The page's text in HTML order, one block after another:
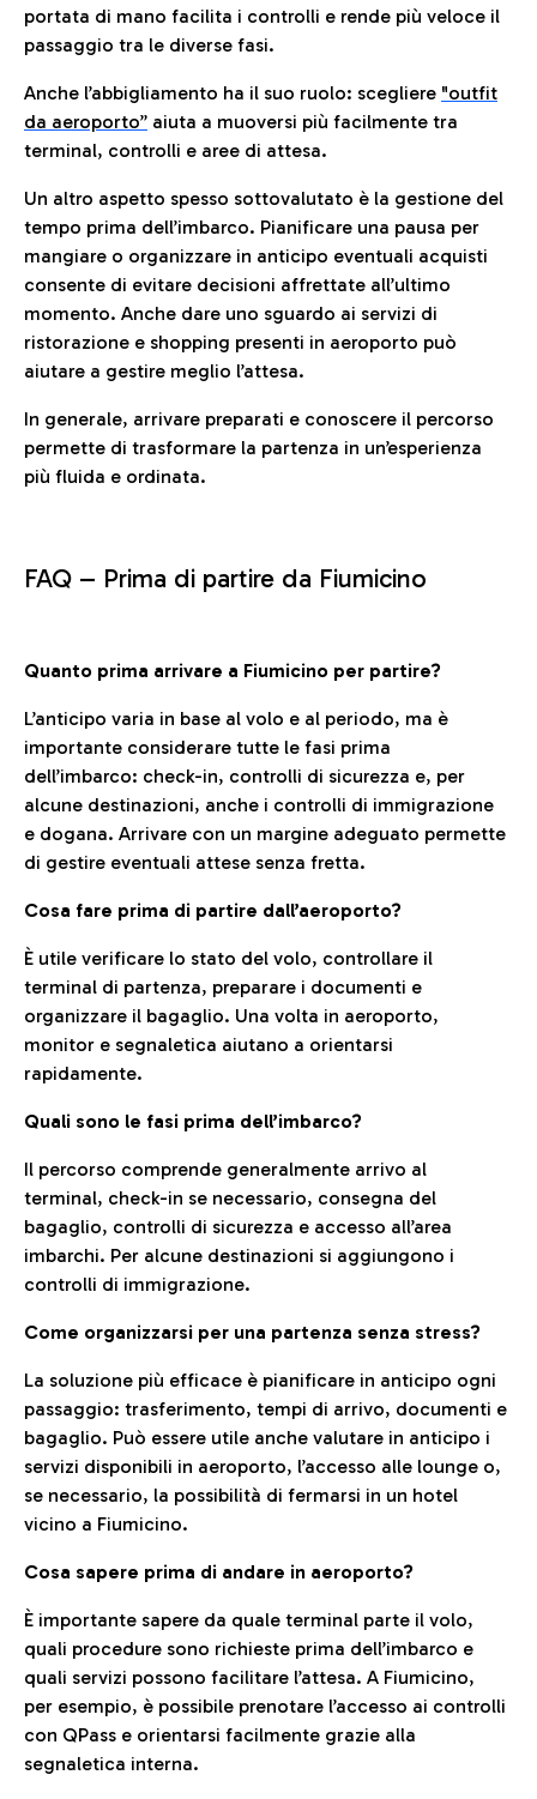
portata di mano facilita i controlli e rende più veloce il
passaggio tra le diverse fasi.
Anche l’abbigliamento ha il suo ruolo: scegliere "outfit
da aeroporto” aiuta a muoversi più facilmente tra
terminal, controlli e aree di attesa.
Un altro aspetto spesso sottovalutato è la gestione del
tempo prima dell’imbarco. Pianificare una pausa per
mangiare o organizzare in anticipo eventuali acquisti
consente di evitare decisioni affrettate all’ultimo
momento. Anche dare uno sguardo ai servizi di
ristorazione e shopping presenti in aeroporto può
aiutare a gestire meglio l’attesa.
In generale, arrivare preparati e conoscere il percorso
permette di trasformare la partenza in un’esperienza
più fluida e ordinata.
FAQ – Prima di partire da Fiumicino
Quanto prima arrivare a Fiumicino per partire?
L’anticipo varia in base al volo e al periodo, ma è
importante considerare tutte le fasi prima
dell’imbarco: check-in, controlli di sicurezza e, per
alcune destinazioni, anche i controlli di immigrazione
e dogana. Arrivare con un margine adeguato permette
di gestire eventuali attese senza fretta.
Cosa fare prima di partire dall’aeroporto?
È utile verificare lo stato del volo, controllare il
terminal di partenza, preparare i documenti e
organizzare il bagaglio. Una volta in aeroporto,
monitor e segnaletica aiutano a orientarsi
rapidamente.
Quali sono le fasi prima dell’imbarco?
Il percorso comprende generalmente arrivo al
terminal, check-in se necessario, consegna del
bagaglio, controlli di sicurezza e accesso all’area
imbarchi. Per alcune destinazioni si aggiungono i
controlli di immigrazione.
Come organizzarsi per una partenza senza stress?
La soluzione più efficace è pianificare in anticipo ogni
passaggio: trasferimento, tempi di arrivo, documenti e
bagaglio. Può essere utile anche valutare in anticipo i
servizi disponibili in aeroporto, l’accesso alle lounge o,
se necessario, la possibilità di fermarsi in un hotel
vicino a Fiumicino.
Cosa sapere prima di andare in aeroporto?
È importante sapere da quale terminal parte il volo,
quali procedure sono richieste prima dell’imbarco e
quali servizi possono facilitare l’attesa. A Fiumicino,
per esempio, è possibile prenotare l’accesso ai controlli
con QPass e orientarsi facilmente grazie alla
segnaletica interna.